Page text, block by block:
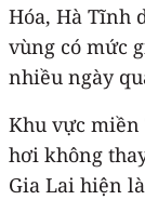
Hóa, Hà Tĩnh
vùng có mức
nhiều ngày
Khu vực miền
hơi không
Gia Lai hiện